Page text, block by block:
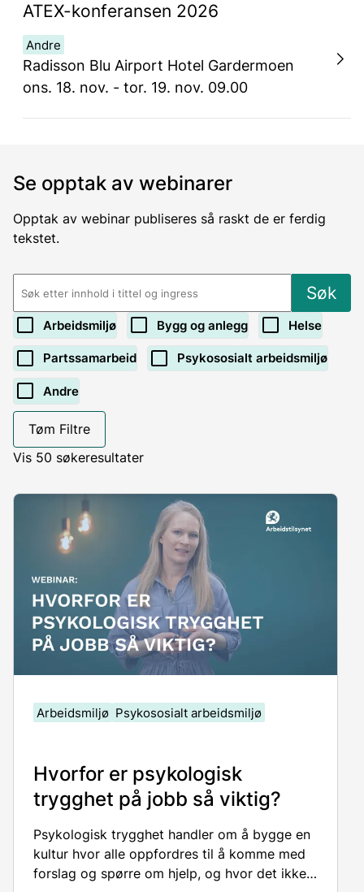
ATEX-konferansen 2026
Andre
Radisson Blu Airport Hotel Gardermoen
ons. 18. nov. - tor. 19. nov. 09.00
Se opptak av webinarer
Opptak av webinar publiseres så raskt de er ferdig
tekstet.
Søk
Arbeidsmiljø Bygg og anlegg Helse
Partssamarbeid Psykososialt arbeidsmiljø
Andre
Tøm Filtre
Vis 50 søkeresultater
Arbeidsmiljø Psykososialt arbeidsmiljø
Hvorfor er psykologisk
trygghet på jobb så viktig?
Psykologisk trygghet handler om å bygge en
kultur hvor alle oppfordres til å komme med
forslag og spørre om hjelp, og hvor det ikke